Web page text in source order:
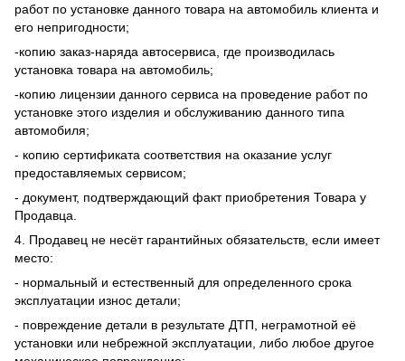
работ по установке данного товара на автомобиль клиента и
его непригодности;
-копию заказ-наряда автосервиса, где производилась
установка товара на автомобиль;
-копию лицензии данного сервиса на проведение работ по
установке этого изделия и обслуживанию данного типа
автомобиля;
- копию сертификата соответствия на оказание услуг
предоставляемых сервисом;
- документ, подтверждающий факт приобретения Товара у
Продавца.
4. Продавец не несёт гарантийных обязательств, если имеет
место:
- нормальный и естественный для определенного срока
эксплуатации износ детали;
- повреждение детали в результате ДТП, неграмотной её
установки или небрежной эксплуатации, либо любое другое